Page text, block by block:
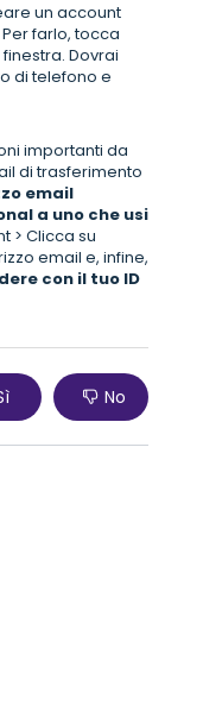
un account
farlo, tocca
Dovrai
di telefono e
importanti da
di trasferimento
email
a uno che usi
> Clicca su
email e, infine,
con il tuo ID
No